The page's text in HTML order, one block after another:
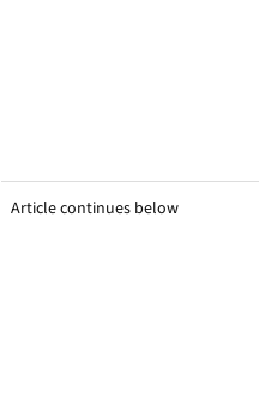
Article continues below